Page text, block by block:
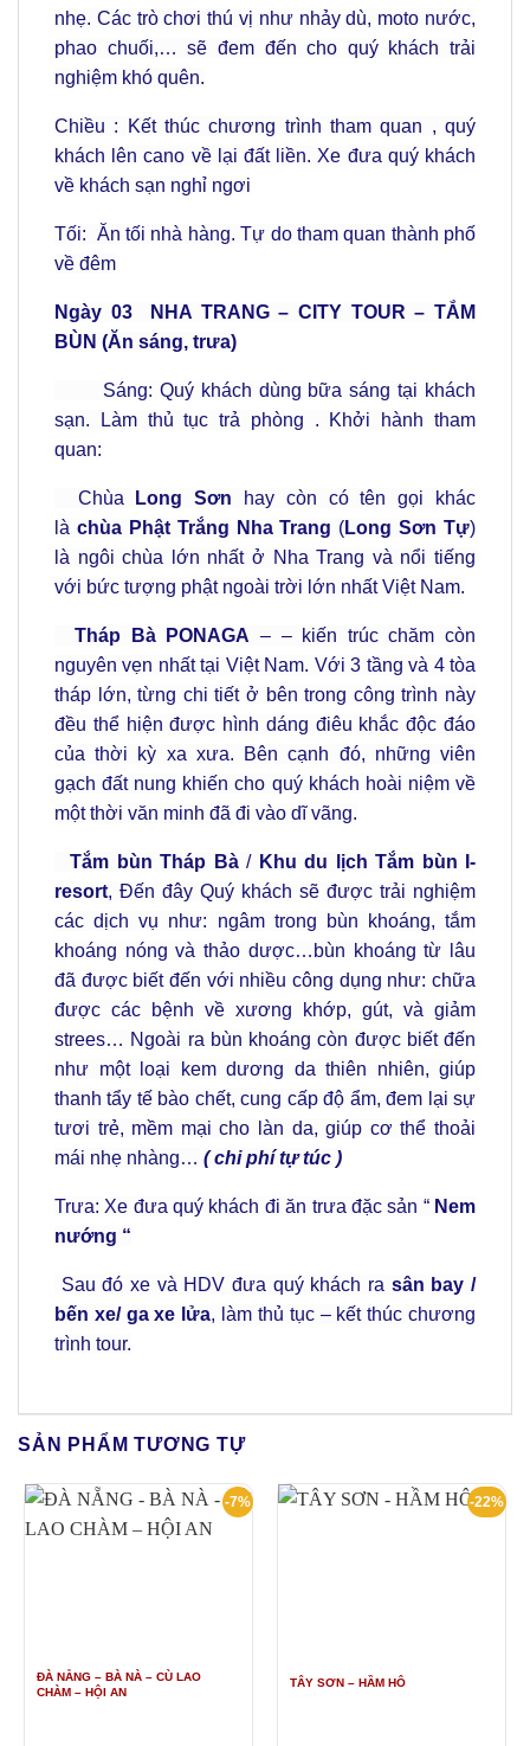
nhẹ. Các trò chơi thú vị như nhảy dù, moto nước,
phao chuối,… sẽ đem đến cho quý khách trải
nghiệm khó quên.
Chiều : Kết thúc chương trình tham quan , quý
khách lên cano về lại đất liền. Xe đưa quý khách
về khách sạn nghỉ ngơi
Tối: Ăn tối nhà hàng. Tự do tham quan thành phố
về đêm
Ngày 03
NHA TRANG – CITY TOUR – TẮM
BÙN (Ăn sáng, trưa)
Sáng: Quý khách dùng bữa sáng tại khách
sạn. Làm thủ tục trả phòng . Khởi hành tham
quan:
Chùa Long Sơn hay còn có tên gọi khác
là chùa Phật Trắng Nha Trang (Long Sơn Tự)
là ngôi chùa lớn nhất ở Nha Trang và nổi tiếng
với bức tượng phật ngoài trời lớn nhất Việt Nam.
Tháp Bà PONAGA – – kiến trúc chăm còn
nguyên vẹn nhất tại Việt Nam. Với 3 tầng và 4 tòa
tháp lớn, từng chi tiết ở bên trong công trình này
đều thể hiện được hình dáng điêu khắc độc đáo
của thời kỳ xa xưa. Bên cạnh đó, những viên
gạch đất nung khiến cho quý khách hoài niệm về
một thời văn minh đã đi vào dĩ vãng.
Tắm bùn Tháp Bà/ Khu du lịch Tắm bùn I-
resort, Đến đây Quý khách sẽ được trải nghiệm
các dịch vụ như: ngâm trong bùn khoáng, tắm
khoáng nóng và thảo dược…bùn khoáng từ lâu
đã được biết đến với nhiều công dụng như: chữa
được các bệnh về xương khớp, gút, và giảm
strees… Ngoài ra bùn khoáng còn được biết đến
như một loại kem dương da thiên nhiên, giúp
thanh tẩy tế bào chết, cung cấp độ ẩm, đem lại sự
tươi trẻ, mềm mại cho làn da, giúp cơ thể thoải
mái nhẹ nhàng… ( chi phí tự túc )
Trưa: Xe đưa quý khách đi ăn trưa đặc sản “ Nem
nướng “
Sau đó xe và HDV đưa quý khách ra sân bay /
bến xe/ ga xe lửa, làm thủ tục – kết thúc chương
trình tour.
SẢN PHẨM TƯƠNG TỰ
-7%
ĐÀ NẴNG – BÀ NÀ – CÙ LAO
CHÀM – HỘI AN
-22%
TÂY SƠN – HẦM HÔ